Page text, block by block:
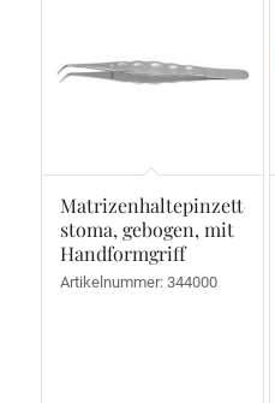
Matrizenhaltepinzette,
stoma, gebogen, mit
Handformgriff
Artikelnummer: 344000